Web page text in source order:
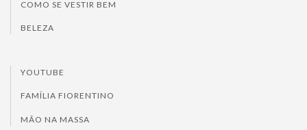
COMO SE VESTIR BEM
BELEZA
YOUTUBE
FAMÍLIA FIORENTINO
MÃO NA MASSA